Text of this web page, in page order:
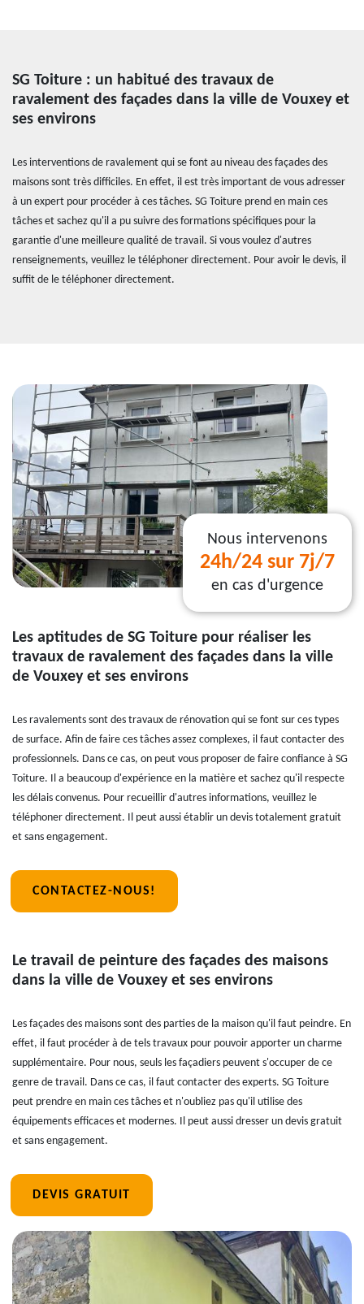
SG Toiture : un habitué des travaux de
ravalement des façades dans la ville de Vouxey et
ses environs
Les interventions de ravalement qui se font au niveau des façades des
maisons sont très difficiles. En effet, il est très important de vous adresser
à un expert pour procéder à ces tâches. SG Toiture prend en main ces
tâches et sachez qu'il a pu suivre des formations spécifiques pour la
garantie d'une meilleure qualité de travail. Si vous voulez d'autres
renseignements, veuillez le téléphoner directement. Pour avoir le devis, il
suffit de le téléphoner directement.
Nous intervenons
24h/24 sur 7j/7
en cas d'urgence
Les aptitudes de SG Toiture pour réaliser les
travaux de ravalement des façades dans la ville
de Vouxey et ses environs
Les ravalements sont des travaux de rénovation qui se font sur ces types
de surface. Afin de faire ces tâches assez complexes, il faut contacter des
professionnels. Dans ce cas, on peut vous proposer de faire confiance à SG
Toiture. Il a beaucoup d'expérience en la matière et sachez qu'il respecte
les délais convenus. Pour recueillir d'autres informations, veuillez le
téléphoner directement. Il peut aussi établir un devis totalement gratuit
et sans engagement.
CONTACTEZ-NOUS!
Le travail de peinture des façades des maisons
dans la ville de Vouxey et ses environs
Les façades des maisons sont des parties de la maison qu'il faut peindre. En
effet, il faut procéder à de tels travaux pour pouvoir apporter un charme
supplémentaire. Pour nous, seuls les façadiers peuvent s'occuper de ce
genre de travail. Dans ce cas, il faut contacter des experts. SG Toiture
peut prendre en main ces tâches et n'oubliez pas qu'il utilise des
équipements efficaces et modernes. Il peut aussi dresser un devis gratuit
et sans engagement.
DEVIS GRATUIT